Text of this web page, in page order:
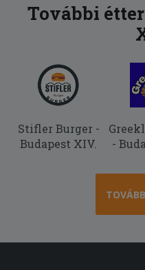
További
Stifler Burger -
Budapest XIV.
-